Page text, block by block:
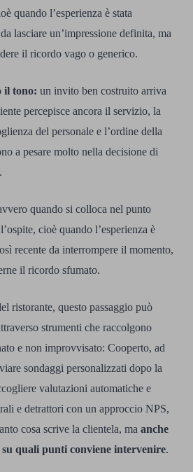
quando l’esperienza è stata
lasciare un’impressione definita, ma
il ricordo vago o generico.
il tono: un invito ben costruito arriva
percepisce ancora il servizio, la
del personale e l’ordine della
a pesare molto nella decisione di
quando si colloca nel punto
cioè quando l’esperienza è
recente da interrompere il momento,
il ricordo sfumato.
ristorante, questo passaggio può
strumenti che raccolgono
e non improvvisato: Cooperto, ad
sondaggi personalizzati dopo la
valutazioni automatiche e
e detrattori con un approccio NPS,
cosa scrive la clientela, ma anche
su quali punti conviene intervenire.